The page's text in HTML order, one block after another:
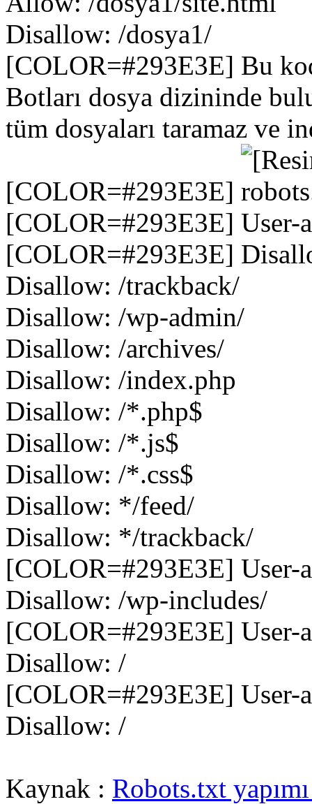
Disallow: /dosya1/
[COLOR=#293E3E] Bu
Botları dosya dizininde
tüm dosyaları taramaz ve
[COLOR=#293E3E]
[COLOR=#293E3E] User-
[COLOR=#293E3E]
Disallow: /trackback/
Disallow: /wp-admin/
Disallow: /archives/
Disallow: /index.php
Disallow: /*.php$
Disallow: /*.js$
Disallow: /*.css$
Disallow: */feed/
Disallow: */trackback/
[COLOR=#293E3E] User-
Disallow: /wp-includes/
[COLOR=#293E3E] User-
Disallow: /
[COLOR=#293E3E] User-
Disallow: /
Kaynak : Robots.txt